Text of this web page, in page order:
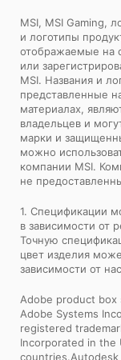
MSI, MSI Gaming,
и логотипы
отображаемые на
или
MSI. Названия и
представленные
материалах,
владельцев и
марки и
можно
компании MSI.
не
1. Спецификации
в зависимости от
Точную
цвет изделия
зависимости от
Adobe product
Adobe Systems
registered
Incorporated in